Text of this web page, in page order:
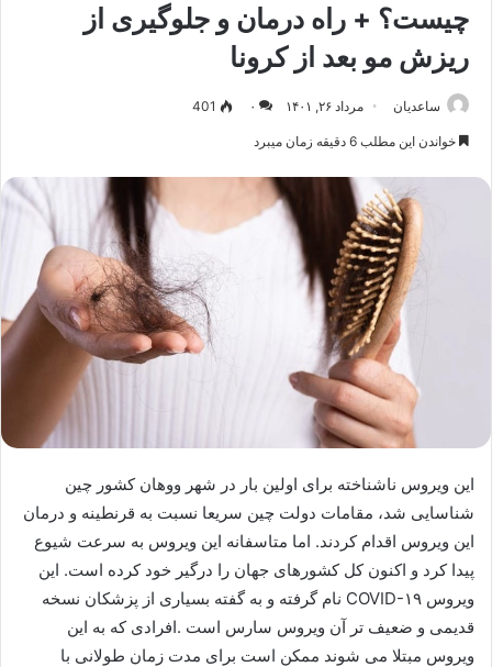
چیست؟ + راه درمان و جلوگیری از
ریزش مو بعد از کرونا
ساعدیان مرداد ۲۶, ۱۴۰۱ ۰ 401
خواندن این مطلب 6 دقیقه زمان میبرد
این ویروس ناشناخته برای اولین بار در شهر ووهان کشور چین
شناسایی شد، مقامات دولت چین سریعا نسبت به قرنطینه و درمان
این ویروس اقدام کردند. اما متاسفانه این ویروس به سرعت شیوع
پیدا کرد و اکنون کل کشورهای جهان را درگیر خود کرده است. این
ویروس COVID-۱۹ نام گرفته و به گفته بسیاری از پزشکان نسخه
قدیمی و ضعیف تر آن ویروس سارس است .افرادی که به این
ویروس مبتلا می شوند ممکن است برای مدت زمان طولانی با